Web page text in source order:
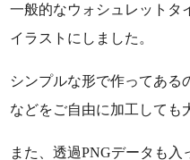
一般的なウォシュレットタ
イラストにしました。
シンプルな形で作ってある
などをご自由に加工しても
また、透過PNGデータも